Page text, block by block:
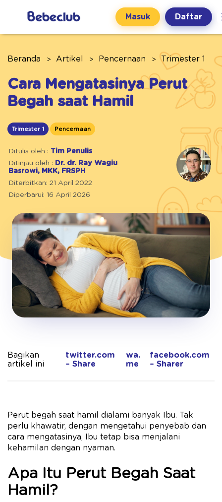
Masuk Daftar
Beranda Artikel Pencernaan Trimester 1
Cara Mengatasinya Perut
Begah saat Hamil
Trimester 1 Pencernaan
Ditulis oleh : Tim Penulis
Ditinjau oleh : Dr. dr. Ray Wagiu
Basrowi, MKK, FRSPH
Diterbitkan: 21 April 2022
Diperbarui: 16 April 2026
Bagikan
artikel ini
twitter.com
– Share
wa.
me
facebook.com
– Sharer
Perut begah saat hamil dialami banyak Ibu. Tak
perlu khawatir, dengan mengetahui penyebab dan
cara mengatasinya, Ibu tetap bisa menjalani
kehamilan dengan nyaman.
Apa Itu Perut Begah Saat
Hamil?